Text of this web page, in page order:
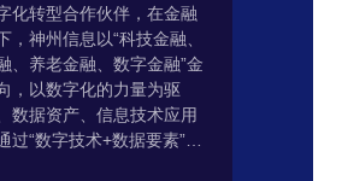
化转型合作伙伴，在金融
，神州信息以“科技金融、
、养老金融、数字金融”金
，以数字化的力量为驱
数据资产、信息技术应用
“数字技术+数据要素”的